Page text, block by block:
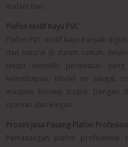
malam hari.
Plafon Motif Kayu PVC
Plafon PVC motif kayu banyak
dan natural di dalam rumah.
tetapi memiliki perawatan
kelembapan. Model ini sangat
maupun konsep tropis. Dengan
nyaman dan elegan.
Proses Jasa Pasang Plafon
Pemasangan plafon profesional